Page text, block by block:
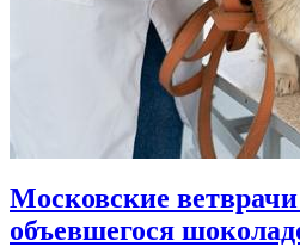
Московские
объевшегося